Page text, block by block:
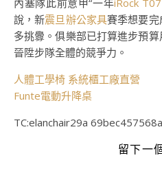
內塞隊此前意甲“一年iRock T07
說，新震旦辦公家具賽季想要
多挑釁。俱樂部已打算進步預算
晉陞步隊全體的競爭力。
人體工學椅 系統櫃工廠直營
Funte電動升降桌
TC:elanchair29a
留下一